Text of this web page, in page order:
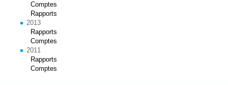
Comptes
Rapports
2013
Rapports
Comptes
2011
Rapports
Comptes